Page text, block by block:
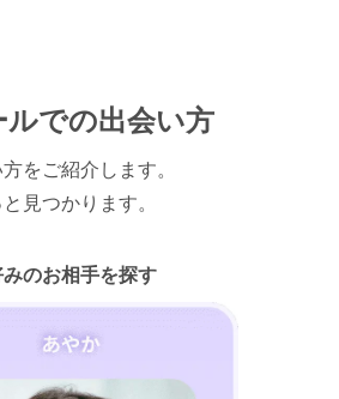
での出会い方
をご紹介します。
見つかります。
みのお相手を探す